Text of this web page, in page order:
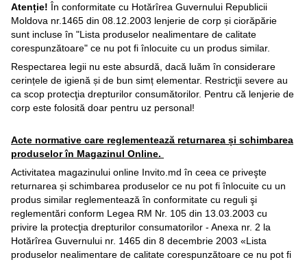
Atenție! În conformitate cu Hotărîrea Guvernului Republicii
Moldova nr.1465 din 08.12.2003 lenjerie de corp și ciorăpărie
sunt incluse în "Lista produselor nealimentare de calitate
corespunzătoare" ce nu pot fi înlocuite cu un produs similar.
Respectarea legii nu este absurdă, dacă luăm în considerare
cerințele de igienă și de bun simț elementar. Restricţii severe au
ca scop protecţia drepturilor consumătorilor. Pentru că lenjerie de
corp este folosită doar pentru uz personal!
Acte normative care reglementează returnarea și schimbarea
produselor în Magazinul Online.
Activitatea magazinului online Invito.md în ceea ce priveşte
returnarea și schimbarea produselor ce nu pot fi înlocuite cu un
produs similar reglementează în conformitate cu reguli şi
reglementări conform Legea RM Nr. 105 din 13.03.2003 cu
privire la protecţia drepturilor consumatorilor - Anexa nr. 2 la
Hotărîrea Guvernului nr. 1465 din 8 decembrie 2003 «Lista
produselor nealimentare de calitate corespunzătoare ce nu pot fi